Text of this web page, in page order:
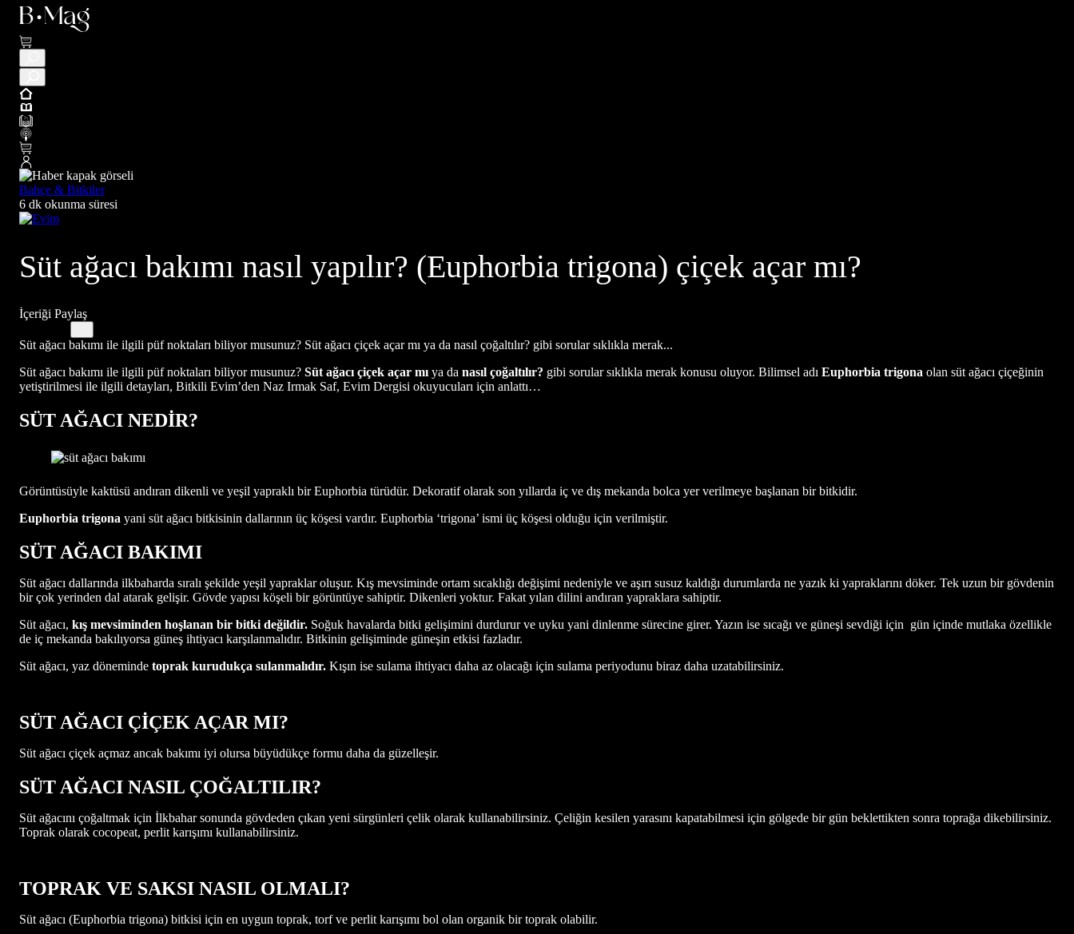
Bahçe & Bitkiler
6 dk okunma süresi
Süt ağacı bakımı nasıl yapılır? (Euphorbia trigona) çiçek açar mı?
İçeriği Paylaş
Süt ağacı bakımı ile ilgili püf noktaları biliyor musunuz? Süt ağacı çiçek açar mı ya da nasıl çoğaltılır? gibi sorular sıklıkla merak...
Süt ağacı bakımı ile ilgili püf noktaları biliyor musunuz? Süt ağacı çiçek açar mı ya da nasıl çoğaltılır? gibi sorular sıklıkla merak konusu oluyor. Bilimsel adı Euphorbia trigona olan süt ağacı çiçeğinin
yetiştirilmesi ile ilgili detayları, Bitkili Evim’den Naz Irmak Saf, Evim Dergisi okuyucuları için anlattı…
SÜT AĞACI NEDİR?
Görüntüsüyle kaktüsü andıran dikenli ve yeşil yapraklı bir Euphorbia türüdür. Dekoratif olarak son yıllarda iç ve dış mekanda bolca yer verilmeye başlanan bir bitkidir.
Euphorbia trigona yani süt ağacı bitkisinin dallarının üç köşesi vardır. Euphorbia ‘trigona’ ismi üç köşesi olduğu için verilmiştir.
SÜT AĞACI BAKIMI
Süt ağacı dallarında ilkbaharda sıralı şekilde yeşil yapraklar oluşur. Kış mevsiminde ortam sıcaklığı değişimi nedeniyle ve aşırı susuz kaldığı durumlarda ne yazık ki yapraklarını döker. Tek uzun bir gövdenin
bir çok yerinden dal atarak gelişir. Gövde yapısı köşeli bir görüntüye sahiptir. Dikenleri yoktur. Fakat yılan dilini andıran yapraklara sahiptir.
Süt ağacı, kış mevsiminden hoşlanan bir bitki değildir. Soğuk havalarda bitki gelişimini durdurur ve uyku yani dinlenme sürecine girer. Yazın ise sıcağı ve güneşi sevdiği için gün içinde mutlaka özellikle
de iç mekanda bakılıyorsa güneş ihtiyacı karşılanmalıdır. Bitkinin gelişiminde güneşin etkisi fazladır.
Süt ağacı, yaz döneminde toprak kurudukça sulanmalıdır. Kışın ise sulama ihtiyacı daha az olacağı için sulama periyodunu biraz daha uzatabilirsiniz.
SÜT AĞACI ÇİÇEK AÇAR MI?
Süt ağacı çiçek açmaz ancak bakımı iyi olursa büyüdükçe formu daha da güzelleşir.
SÜT AĞACI NASIL ÇOĞALTILIR?
Süt ağacını çoğaltmak için İlkbahar sonunda gövdeden çıkan yeni sürgünleri çelik olarak kullanabilirsiniz. Çeliğin kesilen yarasını kapatabilmesi için gölgede bir gün beklettikten sonra toprağa dikebilirsiniz.
Toprak olarak cocopeat, perlit karışımı kullanabilirsiniz.
TOPRAK VE SAKSI NASIL OLMALI?
Süt ağacı (Euphorbia trigona) bitkisi için en uygun toprak, torf ve perlit karışımı bol olan organik bir toprak olabilir.